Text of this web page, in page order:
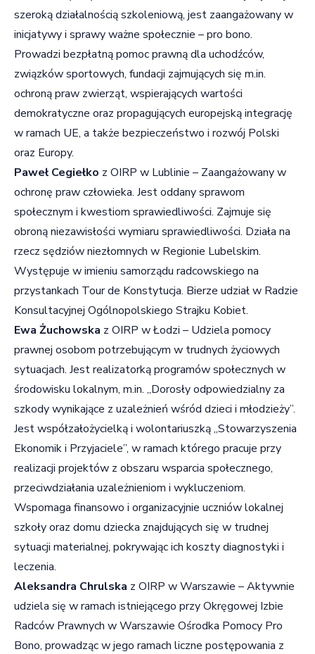
szeroką działalnością szkoleniową, jest zaangażowany w
inicjatywy i sprawy ważne społecznie – pro bono.
Prowadzi bezpłatną pomoc prawną dla uchodźców,
związków sportowych, fundacji zajmujących się m.in.
ochroną praw zwierząt, wspierających wartości
demokratyczne oraz propagujących europejską integrację
w ramach UE, a także bezpieczeństwo i rozwój Polski
oraz Europy.
Paweł Cegiełko z OIRP w Lublinie – Zaangażowany w
ochronę praw człowieka. Jest oddany sprawom
społecznym i kwestiom sprawiedliwości. Zajmuje się
obroną niezawisłości wymiaru sprawiedliwości. Działa na
rzecz sędziów niezłomnych w Regionie Lubelskim.
Występuje w imieniu samorządu radcowskiego na
przystankach Tour de Konstytucja. Bierze udział w Radzie
Konsultacyjnej Ogólnopolskiego Strajku Kobiet.
Ewa Żuchowska z OIRP w Łodzi – Udziela pomocy
prawnej osobom potrzebującym w trudnych życiowych
sytuacjach. Jest realizatorką programów społecznych w
środowisku lokalnym, m.in. „Dorosły odpowiedzialny za
szkody wynikające z uzależnień wśród dzieci i młodzieży”.
Jest współzałożycielką i wolontariuszką „Stowarzyszenia
Ekonomik i Przyjaciele”, w ramach którego pracuje przy
realizacji projektów z obszaru wsparcia społecznego,
przeciwdziałania uzależnieniom i wykluczeniom.
Wspomaga finansowo i organizacyjnie uczniów lokalnej
szkoły oraz domu dziecka znajdujących się w trudnej
sytuacji materialnej, pokrywając ich koszty diagnostyki i
leczenia.
Aleksandra Chrulska z OIRP w Warszawie – Aktywnie
udziela się w ramach istniejącego przy Okręgowej Izbie
Radców Prawnych w Warszawie Ośrodka Pomocy Pro
Bono, prowadząc w jego ramach liczne postępowania z